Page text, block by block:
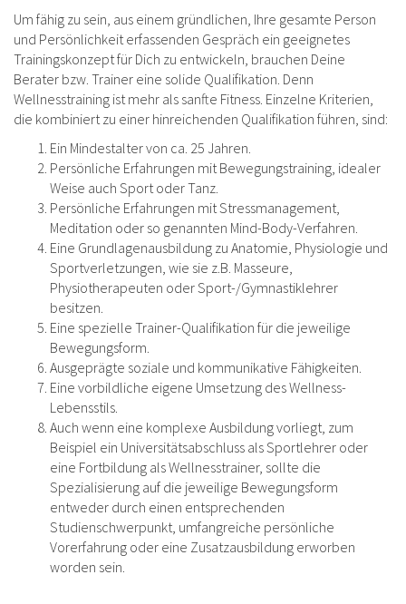
Um fähig zu sein, aus einem gründlichen, Ihre gesamte Person
und Persönlichkeit erfassenden Gespräch ein geeignetes
Trainingskonzept für Dich zu entwickeln, brauchen Deine
Berater bzw. Trainer eine solide Qualifikation. Denn
Wellnesstraining ist mehr als sanfte Fitness. Einzelne Kriterien,
die kombiniert zu einer hinreichenden Qualifikation führen, sind:
Ein Mindestalter von ca. 25 Jahren.
Persönliche Erfahrungen mit Bewegungstraining, idealer
Weise auch Sport oder Tanz.
Persönliche Erfahrungen mit Stressmanagement,
Meditation oder so genannten Mind-Body-Verfahren.
Eine Grundlagenausbildung zu Anatomie, Physiologie und
Sportverletzungen, wie sie z.B. Masseure,
Physiotherapeuten oder Sport-/Gymnastiklehrer
besitzen.
Eine spezielle Trainer-Qualifikation für die jeweilige
Bewegungsform.
Ausgeprägte soziale und kommunikative Fähigkeiten.
Eine vorbildliche eigene Umsetzung des Wellness-
Lebensstils.
Auch wenn eine komplexe Ausbildung vorliegt, zum
Beispiel ein Universitätsabschluss als Sportlehrer oder
eine Fortbildung als Wellnesstrainer, sollte die
Spezialisierung auf die jeweilige Bewegungsform
entweder durch einen entsprechenden
Studienschwerpunkt, umfangreiche persönliche
Vorerfahrung oder eine Zusatzausbildung erworben
worden sein.